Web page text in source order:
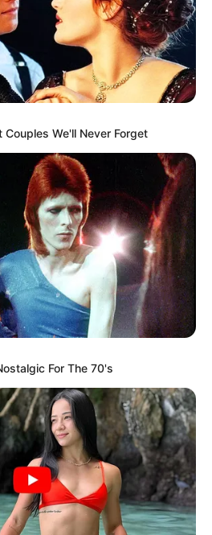
We'll Never Forget
For The 70's